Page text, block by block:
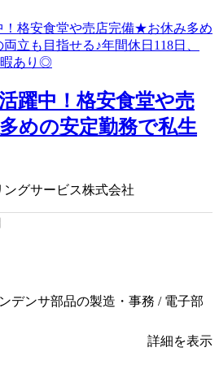
躍中！格安食堂や売
めの安定勤務で私生
グサービス株式会社
デンサ部品の製造・事務 / 電子部
詳細を表示